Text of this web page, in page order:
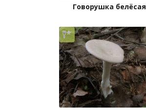
Говорушка белёсая